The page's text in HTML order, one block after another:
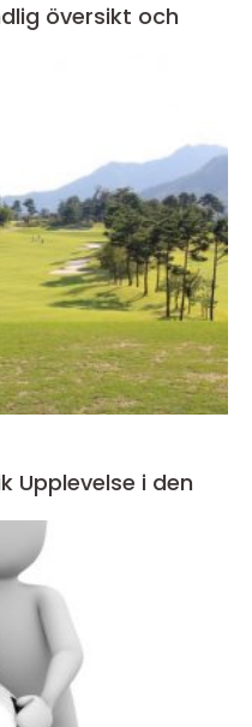
översikt och
Upplevelse i den